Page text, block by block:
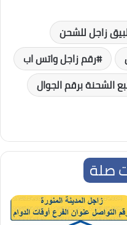
زاجل للشحن
رقم زاجل واتس اب
الشحنة برقم الجوال
صلة